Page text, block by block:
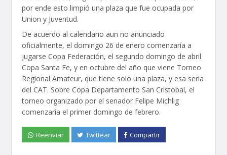
por ende esto limpió una plaza que fue ocupada por
Union y Juventud.
De acuerdo al calendario aun no anunciado
oficialmente, el domingo 26 de enero comenzaría a
jugarse Copa Federación, el segundo domingo de abril
Copa Santa Fe, y en octubre del año que viene Torneo
Regional Amateur, que tiene solo una plaza, y esa seria
del CAT. Sobre Copa Departamento San Cristobal, el
torneo organizado por el senador Felipe Michlig
comenzaría el primer domingo de febrero.
Reenviar Twittear Compartir